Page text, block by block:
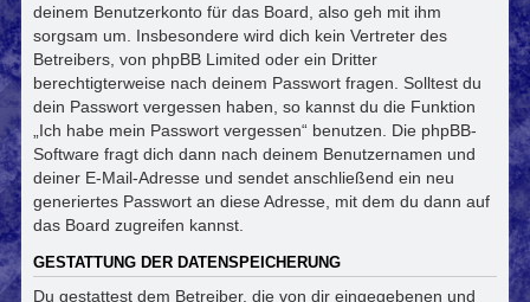
deinem Benutzerkonto für das Board, also geh mit ihm
sorgsam um. Insbesondere wird dich kein Vertreter des
Betreibers, von phpBB Limited oder ein Dritter
berechtigterweise nach deinem Passwort fragen. Solltest du
dein Passwort vergessen haben, so kannst du die Funktion
„Ich habe mein Passwort vergessen“ benutzen. Die phpBB-
Software fragt dich dann nach deinem Benutzernamen und
deiner E-Mail-Adresse und sendet anschließend ein neu
generiertes Passwort an diese Adresse, mit dem du dann auf
das Board zugreifen kannst.
GESTATTUNG DER DATENSPEICHERUNG
Du gestattest dem Betreiber, die von dir eingegebenen und